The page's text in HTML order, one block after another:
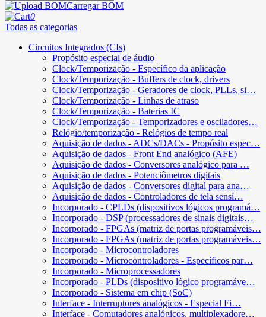
Carregar BOM
0
Todas as categorias
Circuitos Integrados (CIs)
Propósito especial de áudio
Clock/Temporização - Específico da aplicação
Clock/Temporização - Buffers de clock, drivers
Clock/Temporização - Geradores de clock, PLLs, si…
Clock/Temporização - Linhas de atraso
Clock/Temporização - Baterias IC
Clock/Temporização - Temporizadores e osciladores…
Relógio/temporização - Relógios de tempo real
Aquisição de dados - ADCs/DACs - Propósito espec…
Aquisição de dados - Front End analógico (AFE)
Aquisição de dados - Conversores analógico para …
Aquisição de dados - Potenciômetros digitais
Aquisição de dados - Conversores digital para ana…
Aquisição de dados - Controladores de tela sensí…
Incorporado - CPLDs (dispositivos lógicos programá…
Incorporado - DSP (processadores de sinais digitais…
Incorporado - FPGAs (matriz de portas programáveis…
Incorporado - FPGAs (matriz de portas programáveis…
Incorporado - Microcontroladores
Incorporado - Microcontroladores - Específicos par…
Incorporado - Microprocessadores
Incorporado - PLDs (dispositivo lógico programáve…
Incorporado - Sistema em chip (SoC)
Interface - Interruptores analógicos - Especial Fi…
Interface - Comutadores analógicos, multiplexadore…